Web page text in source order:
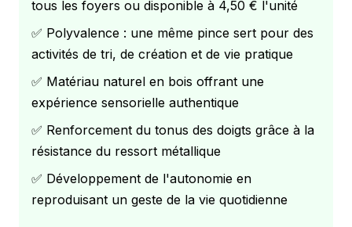
tous les foyers ou disponible à 4,50 € l'unité
✅ Polyvalence : une même pince sert pour des
activités de tri, de création et de vie pratique
✅ Matériau naturel en bois offrant une
expérience sensorielle authentique
✅ Renforcement du tonus des doigts grâce à la
résistance du ressort métallique
✅ Développement de l'autonomie en
reproduisant un geste de la vie quotidienne